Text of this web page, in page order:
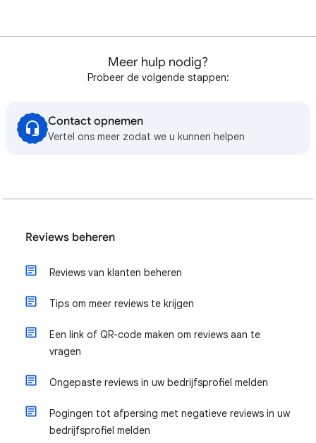
Meer hulp nodig?
Probeer de volgende stappen:
Contact opnemen
Vertel ons meer zodat we u kunnen helpen
Reviews beheren
Reviews van klanten beheren
Tips om meer reviews te krijgen
Een link of QR-code maken om reviews aan te
vragen
Ongepaste reviews in uw bedrijfsprofiel melden
Pogingen tot afpersing met negatieve reviews in uw
bedrijfsprofiel melden